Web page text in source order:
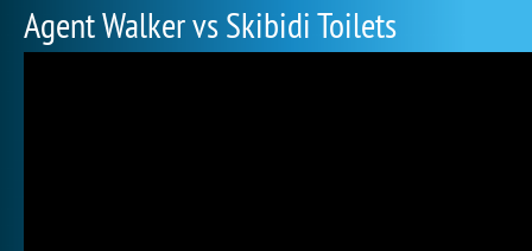
Agent Walker vs Skibidi Toilets